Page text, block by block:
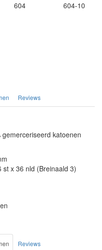
604 604-10
Reviews
katoenen
x 36 nld (Breinaald 3)
Reviews